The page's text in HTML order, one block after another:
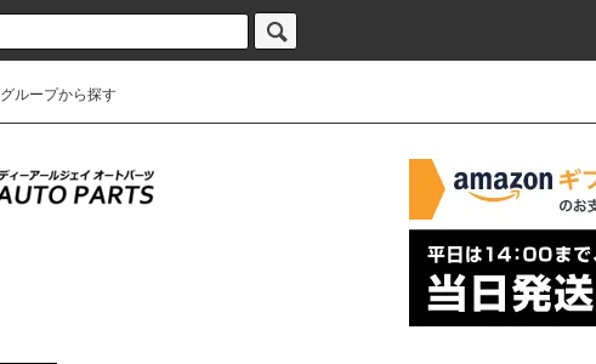
グループから探す